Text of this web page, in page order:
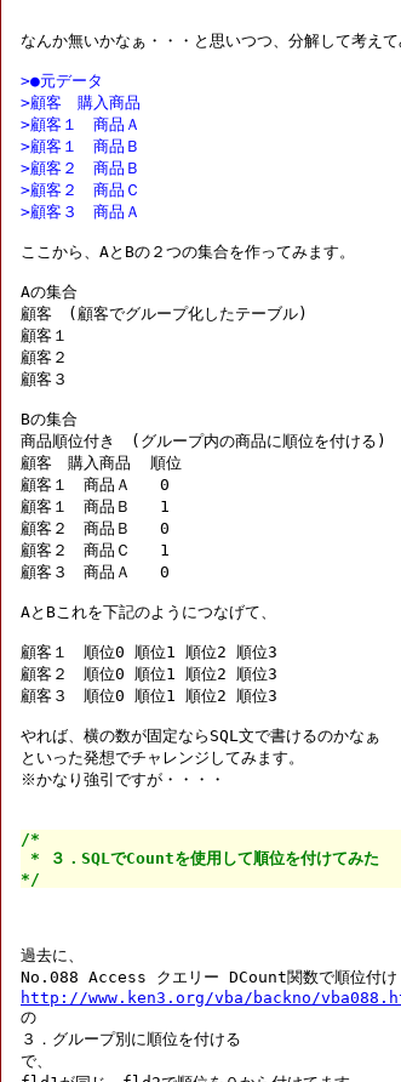
なんか無いかなぁ・・・と思いつつ、分解して考えて
>●元データ
>顧客　購入商品
>顧客１　商品Ａ
>顧客１　商品Ｂ
>顧客２　商品Ｂ
>顧客２　商品Ｃ
>顧客３　商品Ａ
ここから、AとBの２つの集合を作ってみます。
Aの集合
顧客　(顧客でグループ化したテーブル)
顧客１
顧客２
顧客３
Bの集合
商品順位付き　(グループ内の商品に順位を付ける)
顧客　購入商品  順位
顧客１　商品Ａ   0
顧客１　商品Ｂ   1
顧客２　商品Ｂ   0
顧客２　商品Ｃ   1
顧客３　商品Ａ   0
AとBこれを下記のようにつなげて、
顧客１　順位0 順位1 順位2 順位3
顧客２　順位0 順位1 順位2 順位3
顧客３　順位0 順位1 順位2 順位3
やれば、横の数が固定ならSQL文で書けるのかなぁ
といった発想でチャレンジしてみます。
※かなり強引ですが・・・・
/*
* ３．SQLでCountを使用して順位を付けてみた
*/
過去に、
http://www.ken3.org/vba/backno/
の
３．グループ別に順位を付ける
で、